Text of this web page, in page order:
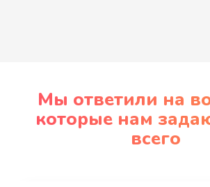
Мы ответили на
которые нам
всего